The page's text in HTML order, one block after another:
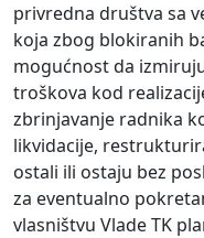
privredna društva sa
koja zbog blokiranih
mogućnost da
troškova kod
zbrinjavanje radnika
likvidacije,
ostali ili ostaju bez
za eventualno
vlasništvu Vlade TK